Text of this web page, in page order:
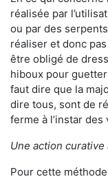
réalisée par
ou par des
réaliser et donc
être obligé de
hiboux pour
faut dire que la
dire tous, sont de
ferme à l’instar des
Une action
Pour cette